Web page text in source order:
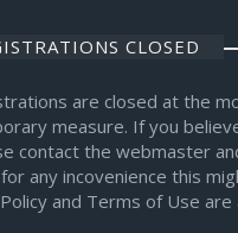
CLOSED
are closed at the
measure. If you
contact the webmaster
any incovenience this
and Terms of Use are